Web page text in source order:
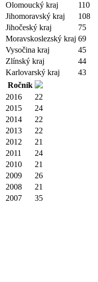
Olomoucký kraj
110
Jihomoravský kraj
108
Jihočeský kraj
75
Moravskoslezský kraj 69
Vysočina kraj
45
Zlínský kraj
44
Karlovarský kraj
43
Ročník
2016
22
2015
24
2014
22
2013
22
2012
21
2011
24
2010
21
2009
26
2008
21
2007
35